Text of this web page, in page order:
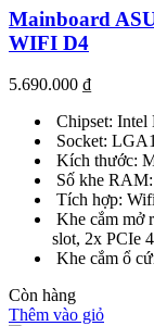
Mainboard
WIFI D4
5.690.000 ₫
Chipset: Intel
Socket:
Kích thước:
Số khe
Tích hợp:
Khe cắm mở
slot, 2x PCIe
Khe cắm ổ
Còn hàng
Thêm vào giỏ